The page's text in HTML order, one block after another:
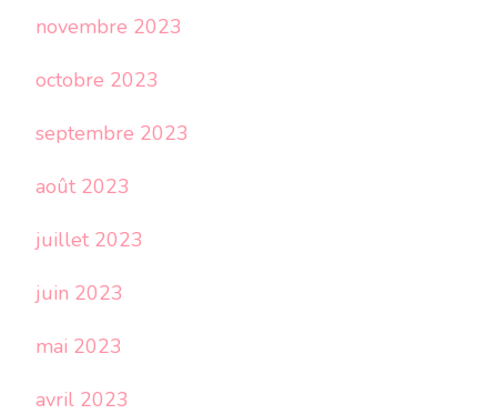
novembre 2023
octobre 2023
septembre 2023
août 2023
juillet 2023
juin 2023
mai 2023
avril 2023